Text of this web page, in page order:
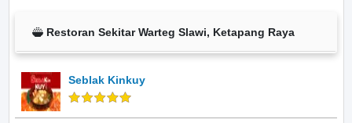
Restoran Sekitar Warteg Slawi, Ketapang Raya
Seblak Kinkuy